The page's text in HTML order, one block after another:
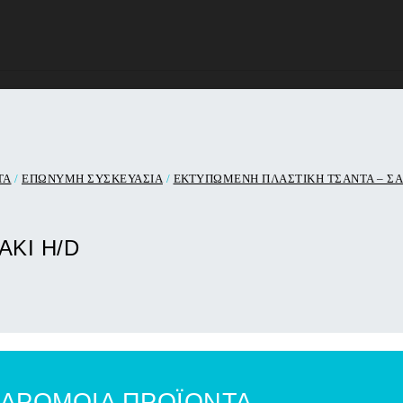
/ ΕΠΩΝΥΜΗ ΣΥΣΚΕΥΑΣΙΑ/ ΕΚΤΥΠΩΜΕΝΗ ΠΛΑΣΤΙΚΗ ΤΣΑΝΤΑ –
H/D